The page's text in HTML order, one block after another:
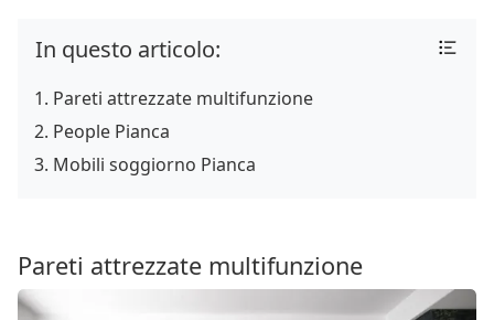
In questo articolo:
Pareti attrezzate multifunzione
People Pianca
Mobili soggiorno Pianca
Pareti attrezzate multifunzione